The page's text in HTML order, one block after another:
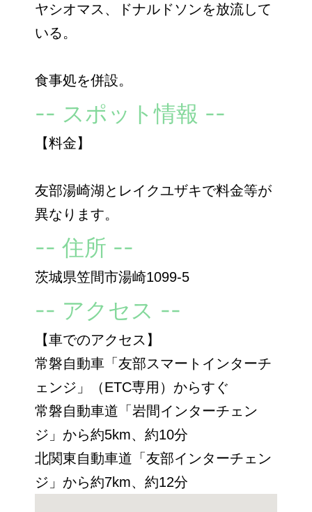
ヤシオマス、ドナルドソンを放流して
いる。
食事処を併設。
-- スポット情報 --
【料金】
友部湯崎湖とレイクユザキで料金等が
異なります。
-- 住所 --
茨城県笠間市湯崎1099-5
-- アクセス --
【車でのアクセス】
常磐自動車「友部スマートインターチ
ェンジ」（ETC専用）からすぐ
常磐自動車道「岩間インターチェン
ジ」から約5km、約10分
北関東自動車道「友部インターチェン
ジ」から約7km、約12分